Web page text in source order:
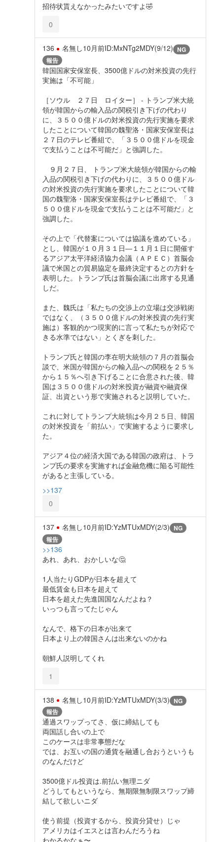
招待状貰えなかったみたいですよ🤣
0
136 名無し10月前ID:MxNTg2MDY(9/12) NG
報告
韓国国家安保室長、3500億ドルの対米投資の先行
実施は「不可能」
［ソウル ２７日 ロイター］ - トランプ米大統
領が韓国からの輸入品の関税引き下げの代わり
に、３５００億ドルの対米投資の先行実施を要求
したことについて韓国の魏聖洛・国家安保室長は
２７日のテレビ番組で、「３５００億ドルを現金
で支払うことは不可能だ」と強調した。
９月２７日、 トランプ米大統領が韓国からの輸
入品の関税引き下げの代わりに、３５００億ドル
の対米投資の先行実施を要求したことについて韓
国の魏聖洛・国家安保室長はテレビ番組で、「３
５００億ドルを現金で支払うことは不可能だ」と
強調した。
その上で「代替案については協議を進めている」
とし、韓国が１０月３１日―１１月１日に開催す
るアジア太平洋経済協力会議（ＡＰＥＣ）首脳会
議で米国との貿易協定を最終決定するとの方針を
表明した。トランプ氏は首脳会議に出席する見通
しだ。
また、魏氏は「私たちの交渉上の立場は交渉戦術
ではなく、（３５００億ドルの対米投資の先行実
施は）客観的かつ現実的に言って私たちが対応で
きる水準ではない」とくぎを刺した。
トランプ氏と韓国の李在明大統領の７月の首脳会
談で、米国が韓国からの輸入品への関税を２５％
から１５％へ引き下げることに合意された後、韓
国は３５００億ドルの対米投資が融資や融資保
証、出資という形で実施されると説明していた。
これに対してトランプ大統領は今月２５日、韓国
の対米投資を「前払い」で実施するように要求し
た。
アジア４位の経済大国である韓国の政府は、トラ
ンプ氏の要求を実施すれば金融危機に陥る可能性
があると主張している。
>>137
0
137 名無し10月前ID:YzMTUxMDY(2/3) NG
報告
>>136
あれ、あれ、おかしいな🤔
1人当たりGDPが日本を超えて
最低賃金も日本を超えて
日本を超えた先進国国なんだよね？
いっつも言ってたじゃん
なんで、格下の日本が出来て
日本より上の韓国さんは出来ないのかね
朝鮮人説明してくれ
1
138 名無し10月前ID:YzMTUxMDY(3/3) NG
報告
通過スワップってさ、仮に締結しても
両国話し合いの上で
このケースは非常事態だな
では、お互いの国の通貨を融通し合おうというも
のなんだけど
3500億ドル投資は.前払い無理ニダ
どうしてもというなら、無期限無制限スワップ締
結して欲しいニダ
使う前提（投資するから、投資分貸せ）じゃ
アメリカはイエスとは言わんだろうね